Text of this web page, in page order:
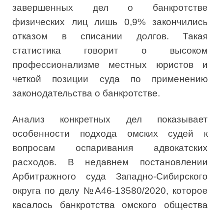
завершенных дел о банкротстве
физических лиц лишь 0,9% закончились
отказом в списании долгов. Такая
статистика говорит о высоком
профессионализме местных юристов и
четкой позиции суда по применению
законодательства о банкротстве.
Анализ конкретных дел показывает
особенности подхода омских судей к
вопросам оспаривания адвокатских
расходов. В недавнем постановлении
Арбитражного суда Западно-Сибирского
округа по делу №А46-13580/2020, которое
касалось банкротства омского общества